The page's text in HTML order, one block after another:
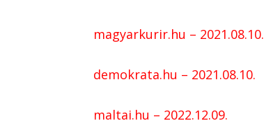
magyarkurir.hu – 2021.08.10.
demokrata.hu – 2021.08.10.
maltai.hu – 2022.12.09.